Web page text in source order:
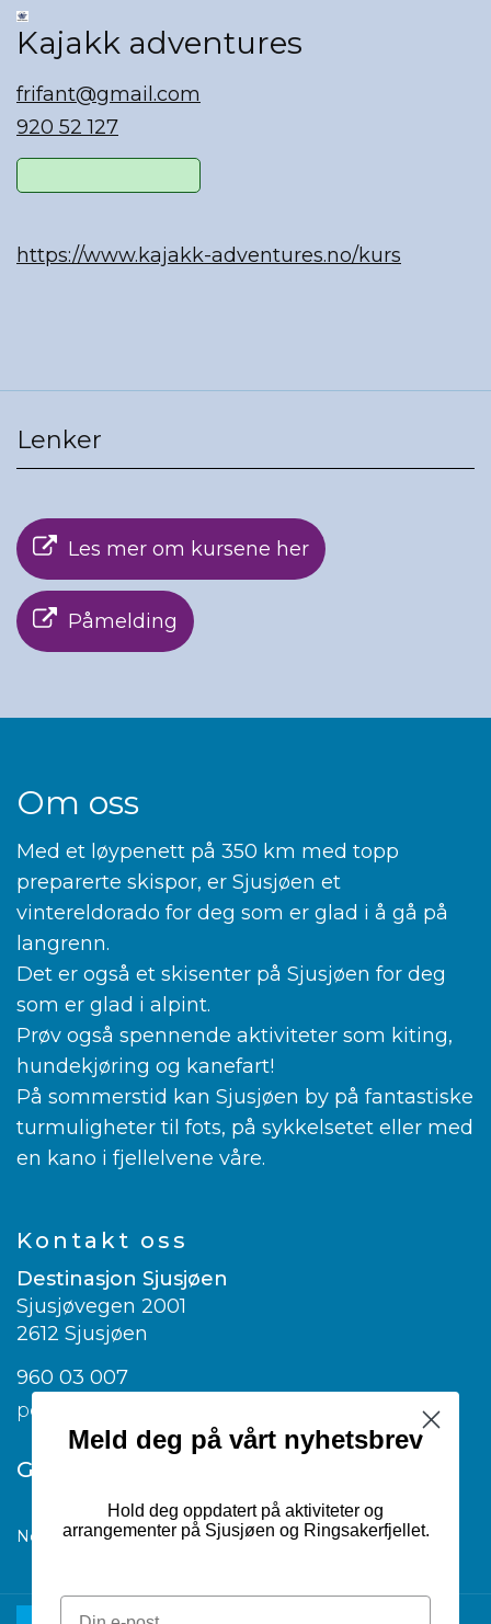
Kajakk adventures
frifant@gmail.com
920 52 127
https://www.kajakk-adventures.no/kurs
Lenker
Les mer om kursene her
Påmelding
Om oss
Med et løypenett på 350 km med topp
preparerte skispor, er Sjusjøen et
vintereldorado for deg som er glad i å gå på
langrenn.
Det er også et skisenter på Sjusjøen for deg
som er glad i alpint.
Prøv også spennende aktiviteter som kiting,
hundekjøring og kanefart!
På sommerstid kan Sjusjøen by på fantastiske
turmuligheter til fots, på sykkelsetet eller med
en kano i fjellelvene våre.
Kontakt oss
Destinasjon Sjusjøen
Sjusjøvegen 2001
2612 Sjusjøen
960 03 007
post@visitsjusjoen.no
Google translate
Norwegian ▼
Meld deg på vårt nyhetsbrev
Hold deg oppdatert på aktiviteter og
arrangementer på Sjusjøen og Ringsakerfjellet.